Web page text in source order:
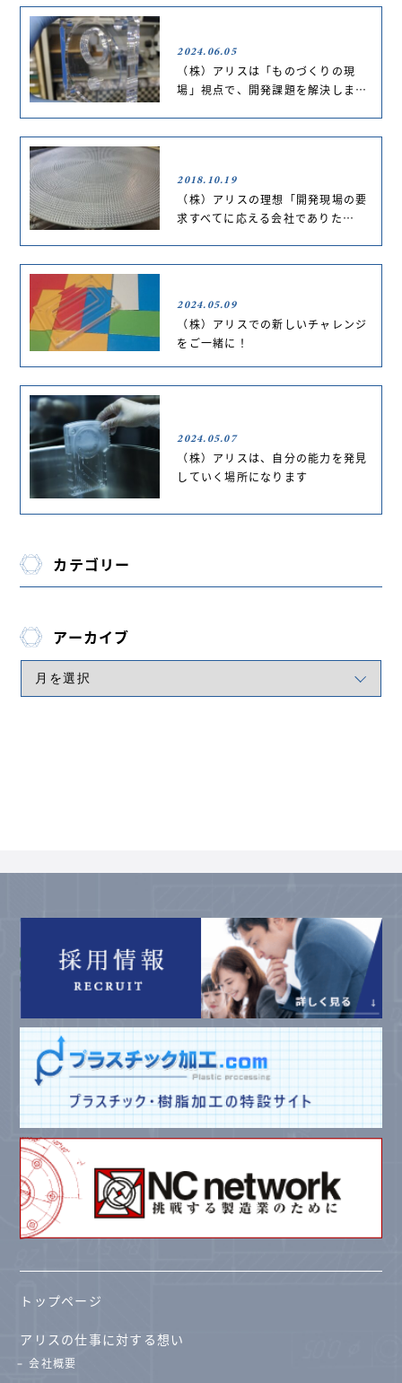
2024.06.05
（株）アリスは「ものづくりの現
場」視点で、開発課題を解決しま…
2018.10.19
（株）アリスの理想「開発現場の要
求すべてに応える会社でありた…
2024.05.09
（株）アリスでの新しいチャレンジ
をご一緒に！
2024.05.07
（株）アリスは、自分の能力を発見
していく場所になります
カテゴリー
アーカイブ
トップページ
アリスの仕事に対する想い
会社概要